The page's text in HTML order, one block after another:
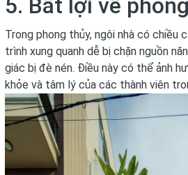
5. Bất lợi về
Trong phong thủy, ngôi nhà có chiều
trình xung quanh dễ bị chặn nguồn
giác bị đè nén. Điều này có thể ảnh
khỏe và tâm lý của các thành viên